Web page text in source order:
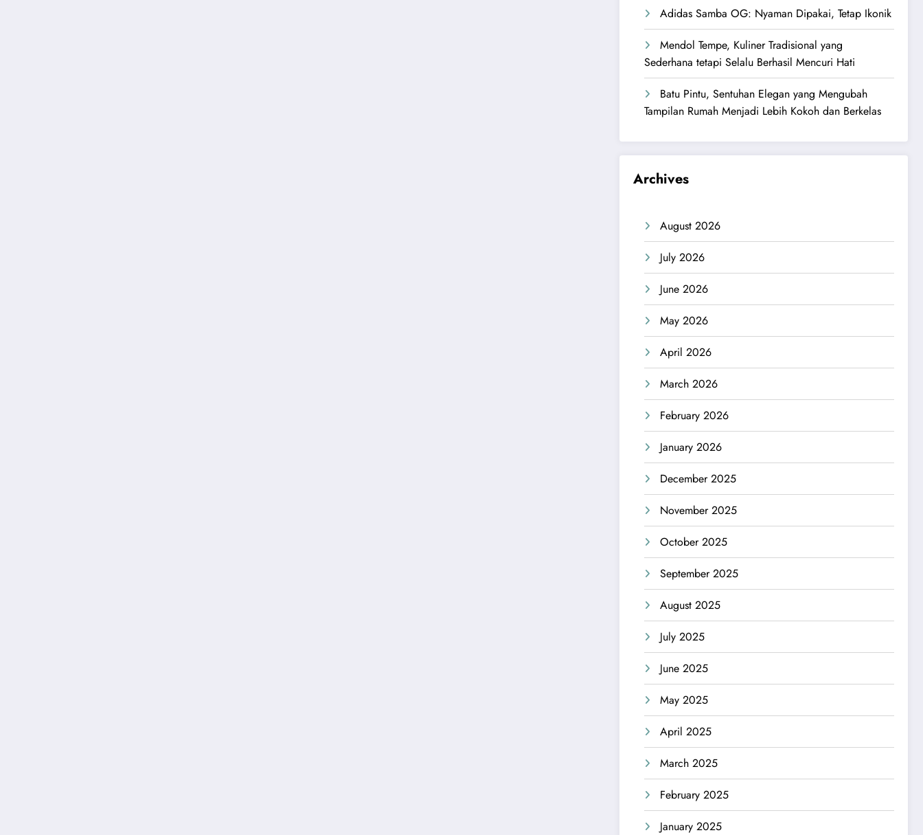
Adidas Samba OG: Nyaman Dipakai, Tetap Ikonik
Mendol Tempe, Kuliner Tradisional yang
Sederhana tetapi Selalu Berhasil Mencuri Hati
Batu Pintu, Sentuhan Elegan yang Mengubah
Tampilan Rumah Menjadi Lebih Kokoh dan Berkelas
Archives
August 2026
July 2026
June 2026
May 2026
April 2026
March 2026
February 2026
January 2026
December 2025
November 2025
October 2025
September 2025
August 2025
July 2025
June 2025
May 2025
April 2025
March 2025
February 2025
January 2025